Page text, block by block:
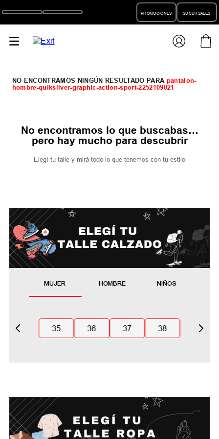
PROMOCIONES SUCURSALES
pantalon-
hombre-quiksilver-graphic-action-sport-2252109021
No encontramos lo que buscabas…
pero hay mucho para descubrir
Elegí tu talle y mirá todo lo que tenemos con tu estilo
MUJER HOMBRE NIÑOS
35 36 37 38